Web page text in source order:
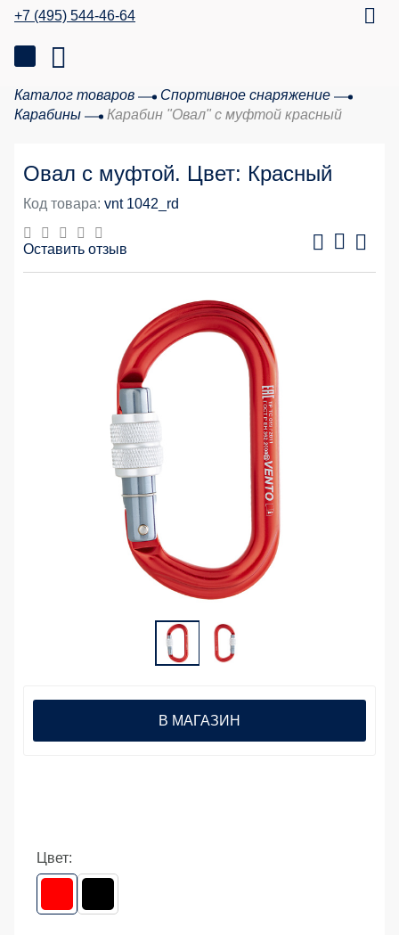
+7 (495) 544-46-64
Каталог товаров
Спортивное снаряжение
Карабины
Карабин "Овал" с муфтой красный
Овал с муфтой. Цвет: Красный
Код товара: vnt 1042_rd
Оставить отзыв
Цвет:
В МАГАЗИН